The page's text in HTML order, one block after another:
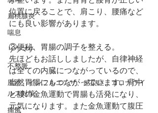
扁桃腺炎
喘息
リウマチ
不整脈
風邪、インフルエンザ、感染症、コロナウイ
ルス対策
痛風
位置に戻ることで、肩こり、腰痛など
にも良い影響があります。
③便秘、胃腸の調子を整える。
先ほどもお話ししましたが、自律神経
は全ての内臓につながっているので、
当然胃腸にもつながっています。背中
と腰の金魚運動で胃腸も活発になり、
元気になります。また金魚運動て腹圧